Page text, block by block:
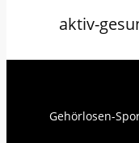
aktiv-
Gehörlosen-